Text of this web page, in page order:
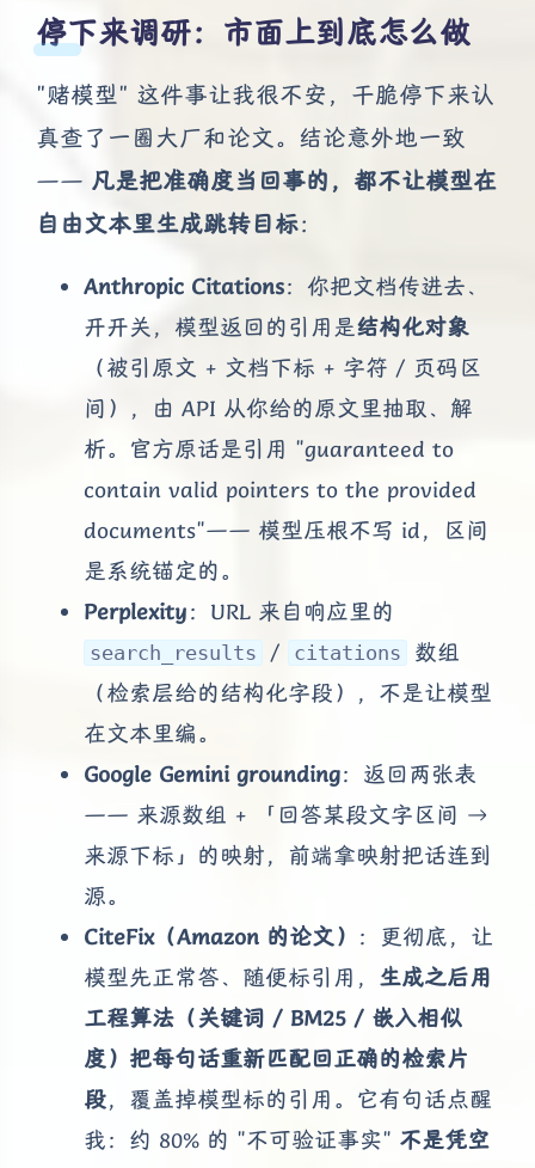
停下来调研：市面上到底怎么做
"赌模型" 这件事让我很不安，干脆停下来认
真查了一圈大厂和论文。结论意外地一致
—— 凡是把准确度当回事的，都不让模型在
自由文本里生成跳转目标：
Anthropic Citations：你把文档传进去、
开开关，模型返回的引用是结构化对象
（被引原文 + 文档下标 + 字符 / 页码区
间），由 API 从你给的原文里抽取、解
析。官方原话是引用 "guaranteed to
contain valid pointers to the provided
documents"—— 模型压根不写 id，区间
是系统锚定的。
Perplexity：URL 来自响应里的
search_results / citations
数组
（检索层给的结构化字段），不是让模型
在文本里编。
Google Gemini grounding：返回两张表
—— 来源数组 + 「回答某段文字区间 →
来源下标」的映射，前端拿映射把话连到
源。
CiteFix（Amazon 的论文） ：更彻底，让
模型先正常答、随便标引用， 生成之后用
工程算法（关键词 / BM25 / 嵌入相似
度）把每句话重新匹配回正确的检索片
段，覆盖掉模型标的引用。它有句话点醒
我：约 80% 的 "不可验证事实" 不是凭空